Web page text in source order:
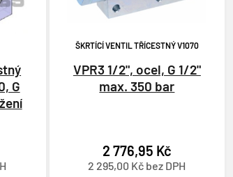
G
ŠKRTÍCÍ VENTIL TŘÍCESTNÝ V1070
VPR3 1/2", ocel, G 1/2"
max. 350 bar
2 776,95 Kč
2 295,00 Kč bez DPH